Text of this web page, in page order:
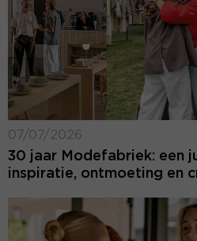
07/07/2026
30 jaar Modefabriek: een
inspiratie, ontmoeting en